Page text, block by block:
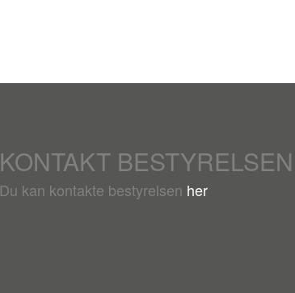
KONTAKT BESTYRELSEN
Du kan kontakte bestyrelsen her